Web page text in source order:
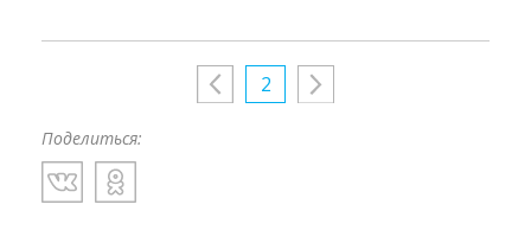
2
Поделиться: